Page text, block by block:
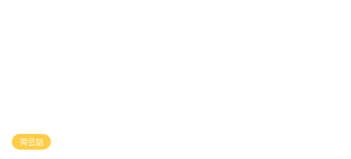
英会話